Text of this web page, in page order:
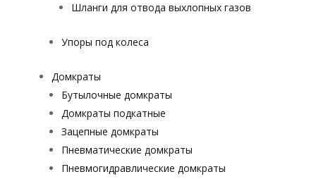
Шланги для отвода выхлопных газов
Упоры под колеса
Домкраты
Бутылочные домкраты
Домкраты подкатные
Зацепные домкраты
Пневматические домкраты
Пневмогидравлические домкраты